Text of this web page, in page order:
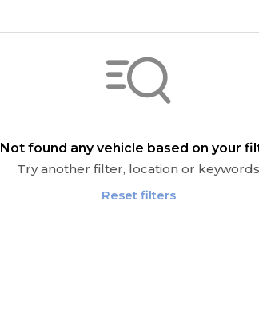
Not found any vehicle based on your
Try another filter, location or keywords
Reset filters